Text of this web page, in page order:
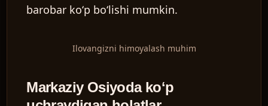
barobar koʻp boʻlishi mumkin.
Ilovangizni himoyalash muhim
Markaziy Osiyoda koʻp